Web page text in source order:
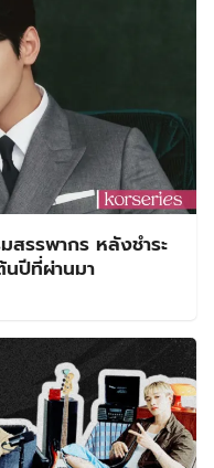
สรรพากร หลังชำระ
นปีที่ผ่านมา